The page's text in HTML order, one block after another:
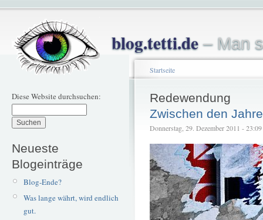
blog.tetti.de– Man
Diese Website durchsuchen:
Neueste
Blogeinträge
Blog-Ende?
Was lange währt, wird endlich
gut.
Startseite
Redewendung
Zwischen den
Donnerstag, 29. Dezember 2011 -